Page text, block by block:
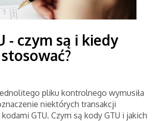
- czym są i kiedy
pliku kontrolnego wymusiła
niektórych transakcji
GTU. Czym są kody GTU i jakich